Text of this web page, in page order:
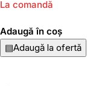
La comandă
Adaugă în coș
▤Adaugă la ofertă